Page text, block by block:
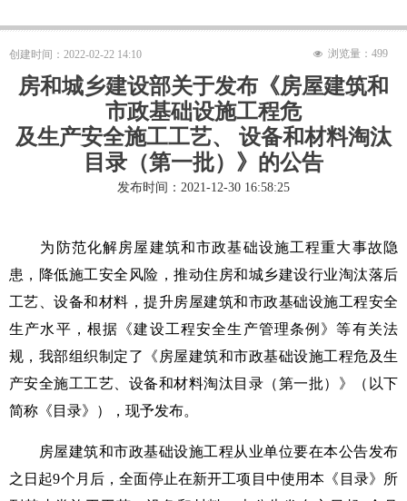
房和城乡建设部关于发布《房屋建筑和
市政基础设施工程危
及生产安全施工工艺、 设备和材料淘汰
目录（第一批）》的公告
发布时间：2021-12-30 16:58:25
为防范化解房屋建筑和市政基础设施工程重大事故隐
患，降低施工安全风险，推动住房和城乡建设行业淘汰落后
工艺、设备和材料，提升房屋建筑和市政基础设施工程安全
生产水平，根据《建设工程安全生产管理条例》等有关法
规，我部组织制定了《房屋建筑和市政基础设施工程危及生
产安全施工工艺、设备和材料淘汰目录（第一批）》（以下
简称《目录》），现予发布。
房屋建筑和市政基础设施工程从业单位要在本公告发布
之日起9个月后，全面停止在新开工项目中使用本《目录》所
创建时间： 2022-02-22 14:10 넶 浏览量： 499